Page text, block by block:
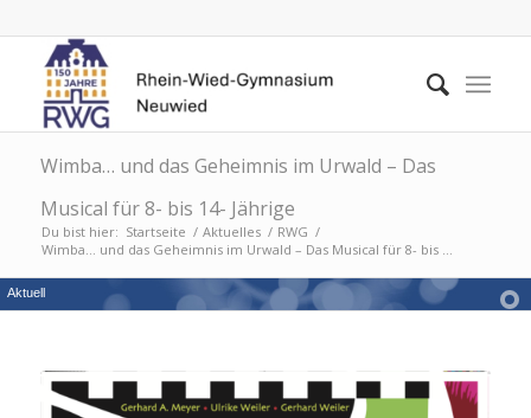
Wimba… und das Geheimnis im Urwald – Das
Musical für 8- bis 14- Jährige
Du bist hier: Startseite / Aktuelles / RWG /
Wimba… und das Geheimnis im Urwald – Das Musical für 8- bis ...
Aktuell